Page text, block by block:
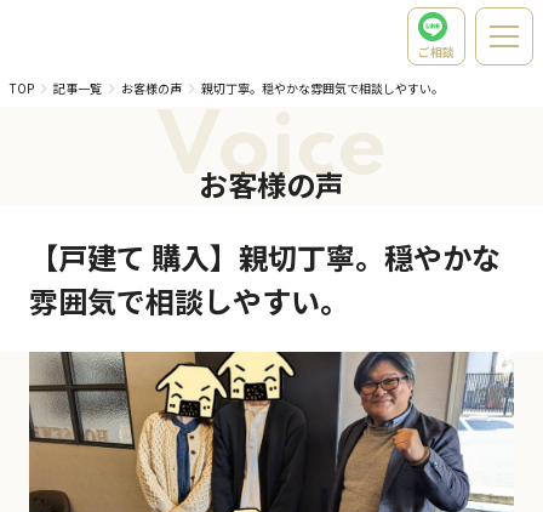
ご相談
TOP
記事一覧 お客様の声 親切丁寧。穏やかな雰囲気で相談しやすい。
Voice
お客様の声
【戸建て 購入】親切丁寧。穏やかな
雰囲気で相談しやすい。